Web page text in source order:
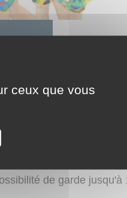
de l'école de Gilly
l'heure de la classe.
de garde jusqu'à
ceux que vous